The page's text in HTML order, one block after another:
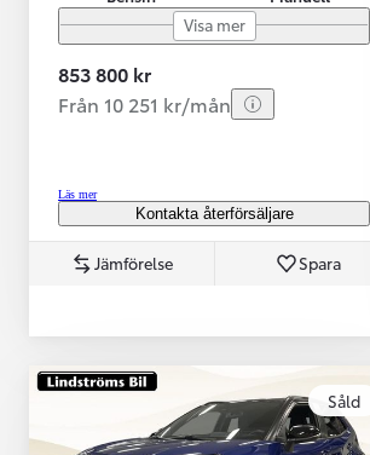
HYBRID
Visa mer
853 800 kr
Från 10 251 kr/mån
Läs mer
Kontakta återförsäljare
Jämförelse Spara
Såld